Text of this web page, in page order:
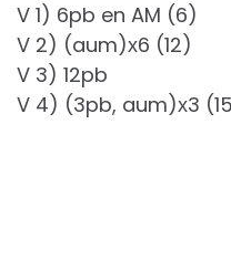
V 1) 6pb en AM (6)
V 2) (aum)х6 (12)
V 3) 12pb
V 4) (3pb, aum)х3